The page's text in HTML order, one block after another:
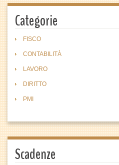
Categorie
FISCO
CONTABILITÀ
LAVORO
DIRITTO
PMI
Scadenze